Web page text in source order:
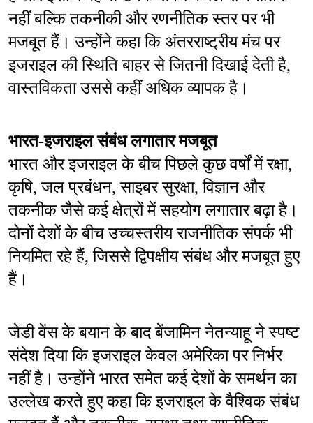
नहीं बल्कि तकनीकी और रणनीतिक स्तर पर भी
मजबूत हैं। उन्होंने कहा कि अंतरराष्ट्रीय मंच पर
इजराइल की स्थिति बाहर से जितनी दिखाई देती है,
वास्तविकता उससे कहीं अधिक व्यापक है।
भारत-इजराइल संबंध लगातार मजबूत
भारत और इजराइल के बीच पिछले कुछ वर्षों में रक्षा,
कृषि, जल प्रबंधन, साइबर सुरक्षा, विज्ञान और
तकनीक जैसे कई क्षेत्रों में सहयोग लगातार बढ़ा है।
दोनों देशों के बीच उच्चस्तरीय राजनीतिक संपर्क भी
नियमित रहे हैं, जिससे द्विपक्षीय संबंध और मजबूत हुए
हैं।
जेडी वेंस के बयान के बाद बेंजामिन नेतन्याहू ने स्पष्ट
संदेश दिया कि इजराइल केवल अमेरिका पर निर्भर
नहीं है। उन्होंने भारत समेत कई देशों के समर्थन का
उल्लेख करते हुए कहा कि इजराइल के वैश्विक संबंध